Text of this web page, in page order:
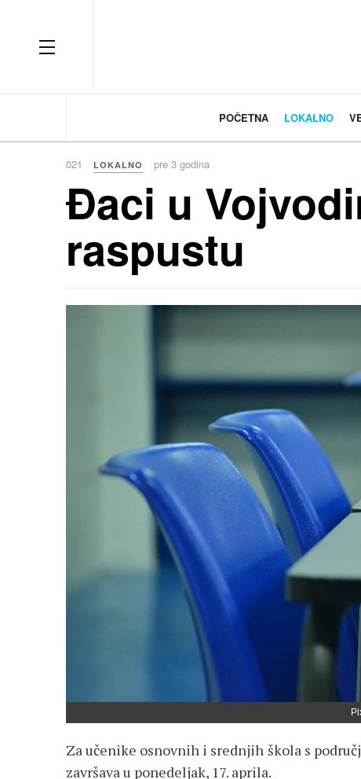
OFF CANVAS
POČETNA LOKALNO
021 LOKALNO pre 3 godina
Đaci u
raspustu
Za učenike osnovnih i srednjih škola s
završava u ponedeljak, 17. aprila.